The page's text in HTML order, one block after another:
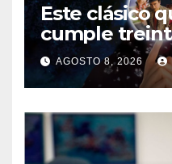
Este clásico
cumple
sorprender
influencia en
AGOSTO 8, 2026